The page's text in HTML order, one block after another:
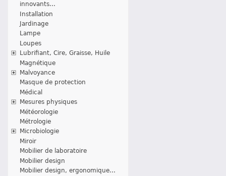
innovants...
Installation
Jardinage
Lampe
Loupes
Lubrifiant, Cire, Graisse, Huile
Magnétique
Malvoyance
Masque de protection
Médical
Mesures physiques
Météorologie
Métrologie
Microbiologie
Miroir
Mobilier de laboratoire
Mobilier design
Mobilier design, ergonomique...